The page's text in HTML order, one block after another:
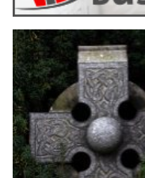
Evergreen-
bringen